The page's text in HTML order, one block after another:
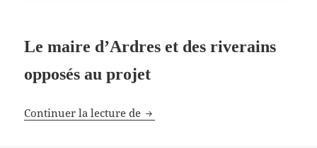
Le maire d’Ardres et des riverains
opposés au projet
Continuer la lecture de Mobilisés contre l’installation